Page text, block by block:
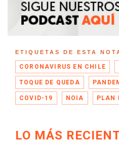
ETIQUETAS DE ESTA
CORONAVIRUS EN CHILE
TOQUE DE QUEDA
COVID-19 NOIA PLAN
LO MÁS